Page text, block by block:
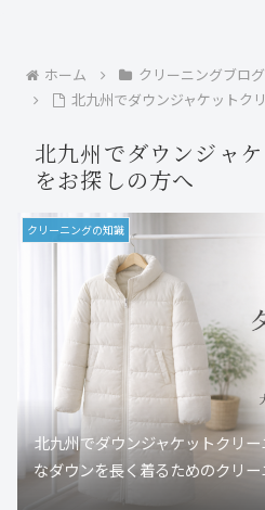
ホーム クリーニングブログ
北九州でダウンジャケットク
北九州でダウンジャ
をお探しの方へ
クリーニングの知識
北九州でダウンジャケットクリ
なダウンを長く着るためのクリ